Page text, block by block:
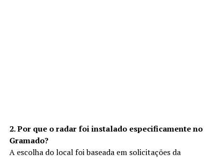
2. Por que o radar foi instalado especificamente no
Gramado?
A escolha do local foi baseada em solicitações da